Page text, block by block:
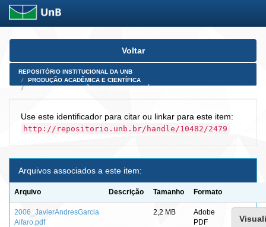
Skip
Voltar
REPOSITÓRIO INSTITUCIONAL DA UNB
PRODUÇÃO ACADÊMICA E CIENTÍFICA
Use este identificador para citar ou linkar para este item:
http://repositorio.unb.br/handle/10482/2479
Arquivos associados a este item:
Arquivo Descrição Tamanho Formato
2006_JavierAndresGarcia
Alfaro.pdf
2,2 MB
Adobe
PDF